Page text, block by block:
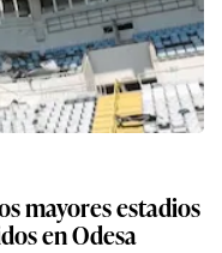
mayores estadios
en Odesa